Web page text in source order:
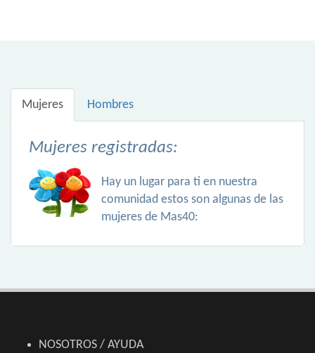
Mujeres Hombres
Mujeres registradas:
Hay un lugar para ti en nuestra
comunidad estos son algunas de las
mujeres de Mas40:
NOSOTROS / AYUDA